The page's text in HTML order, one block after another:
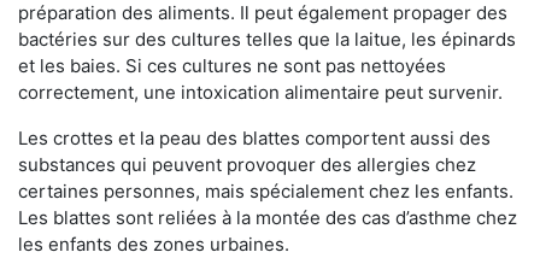
préparation des aliments. Il peut également propager des
bactéries sur des cultures telles que la laitue, les épinards
et les baies. Si ces cultures ne sont pas nettoyées
correctement, une intoxication alimentaire peut survenir.
Les crottes et la peau des blattes comportent aussi des
substances qui peuvent provoquer des allergies chez
certaines personnes, mais spécialement chez les enfants.
Les blattes sont reliées à la montée des cas d’asthme chez
les enfants des zones urbaines.